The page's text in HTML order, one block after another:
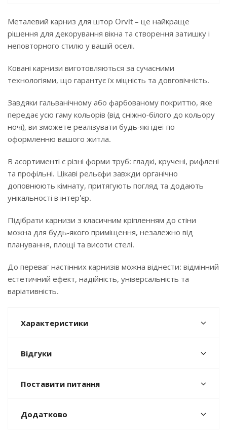
Металевий карниз для штор Orvit – це найкраще
рішення для декорування вікна та створення затишку і
неповторного стилю у вашій оселі.
Ковані карнизи виготовляються за сучасними
технологіями, що гарантує їх міцність та довговічність.
Завдяки гальванічному або фарбованому покриттю, яке
передає усю гаму кольорів (від сніжно-білого до кольору
ночі), ви зможете реалізувати будь-які ідеї по
оформленню вашого житла.
В асортименті є різні форми труб: гладкі, кручені, рифлені
та профільні. Цікаві рельєфи завжди органічно
доповнюють кімнату, притягують погляд та додають
унікальності в інтер'єр.
Підібрати карнизи з класичним кріпленням до стіни
можна для будь-якого приміщення, незалежно від
планування, площі та висоти стелі.
До переваг настінних карнизів можна віднести: відмінний
естетичний ефект, надійність, універсальність та
варіативність.
Характеристики
Відгуки
Поставити питання
Додатково